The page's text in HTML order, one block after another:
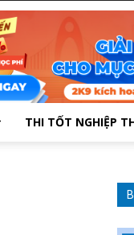
THI TỐT NGHIỆP